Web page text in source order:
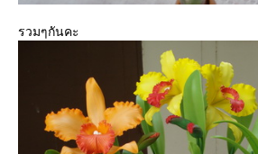
รวมๆกันคะ